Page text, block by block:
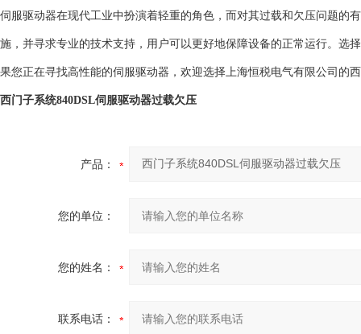
伺服驱动器在现代工业中扮演着轻重的角色，而对其过载和欠压问题的
施，并寻求专业的技术支持，用户可以更好地保障设备的正常运行。选
果您正在寻找高性能的伺服驱动器，欢迎选择上海恒税电气有限公司的
西门子系统840DSL伺服驱动器过载欠压
产品：
您的单位：
您的姓名：
联系电话：